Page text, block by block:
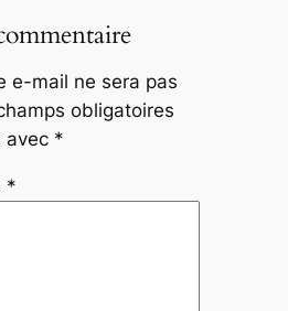
e-mail ne sera pas
obligatoires
avec *
*